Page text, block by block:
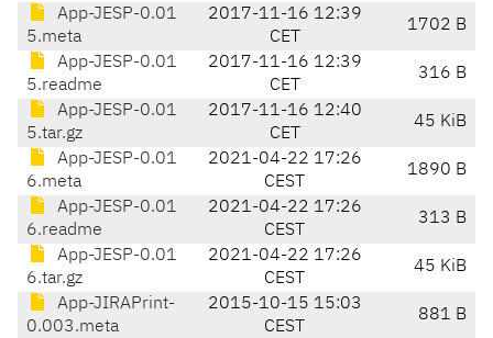
App-JESP-0.01
5.meta
2017-11-16 12:39
CET
1702 B
App-JESP-0.01
5.readme
2017-11-16 12:39
CET
316 B
App-JESP-0.01
5.tar.gz
2017-11-16 12:40
CET
45 KiB
App-JESP-0.01
6.meta
2021-04-22 17:26
CEST
1890 B
App-JESP-0.01
6.readme
2021-04-22 17:26
CEST
313 B
App-JESP-0.01
6.tar.gz
2021-04-22 17:26
CEST
45 KiB
App-JIRAPrint-
0.003.meta
2015-10-15 15:03
CEST
881 B